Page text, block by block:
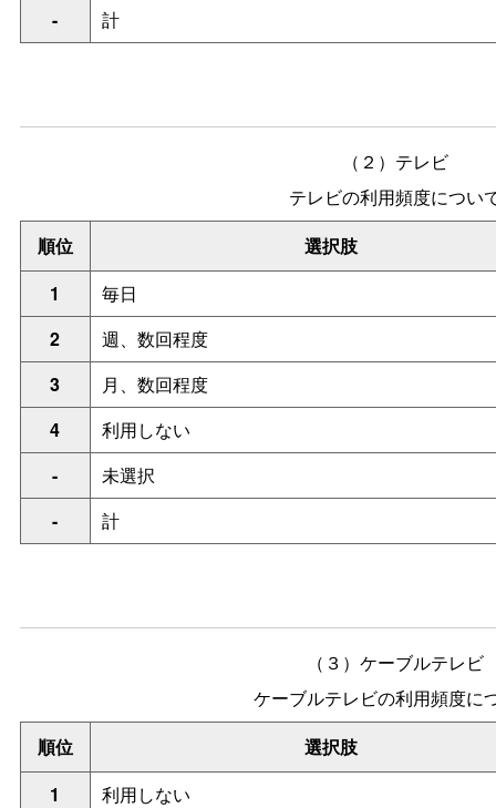
-
計
（２）テレビ
テレビの利用頻度につい
順位
選択肢
1
毎日
2
週、数回程度
3
月、数回程度
4
利用しない
-
未選択
-
計
（３）ケーブルテレビ
ケーブルテレビの利用頻度に
順位
選択肢
1
利用しない